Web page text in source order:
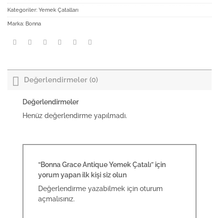
Kategoriler: Yemek Çatalları
Marka: Bonna
Değerlendirmeler (0)
Değerlendirmeler
Henüz değerlendirme yapılmadı.
“Bonna Grace Antique Yemek Çatalı” için
yorum yapan ilk kişi siz olun
Değerlendirme yazabilmek içinoturum
açmalısınız.